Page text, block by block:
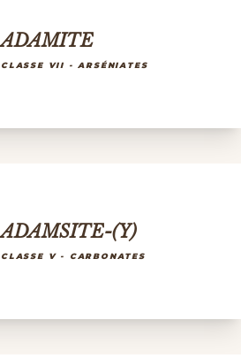
ADAMITE
CLASSE VII - ARSÉNIATES
ADAMSITE-(Y)
CLASSE V - CARBONATES